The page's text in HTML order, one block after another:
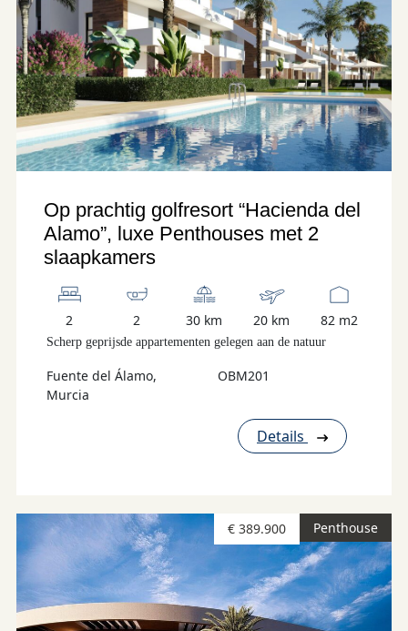
Op prachtig golfresort “Hacienda del
Alamo”, luxe Penthouses met 2
slaapkamers
2 2 30 km 20 km 82 m2
Scherp geprijsde appartementen gelegen aan de natuur
Fuente del Álamo,
Murcia
OBM201
Details
Penthouse
€ 389.900